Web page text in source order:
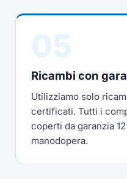
Ricambi con
Utilizziamo solo
certificati. Tutti i
coperti da garanzia
manodopera.